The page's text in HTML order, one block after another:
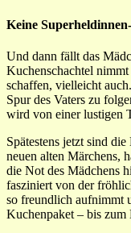
Keine
Und dann fällt das
Kuchenschachtel
schaffen, vielleicht
Spur des Vaters zu
wird von einer lustigen
Spätestens jetzt sind
neuen alten Märchens,
die Not des Mädchens
fasziniert von der
so freundlich aufnimmt
Kuchenpaket – bis zum